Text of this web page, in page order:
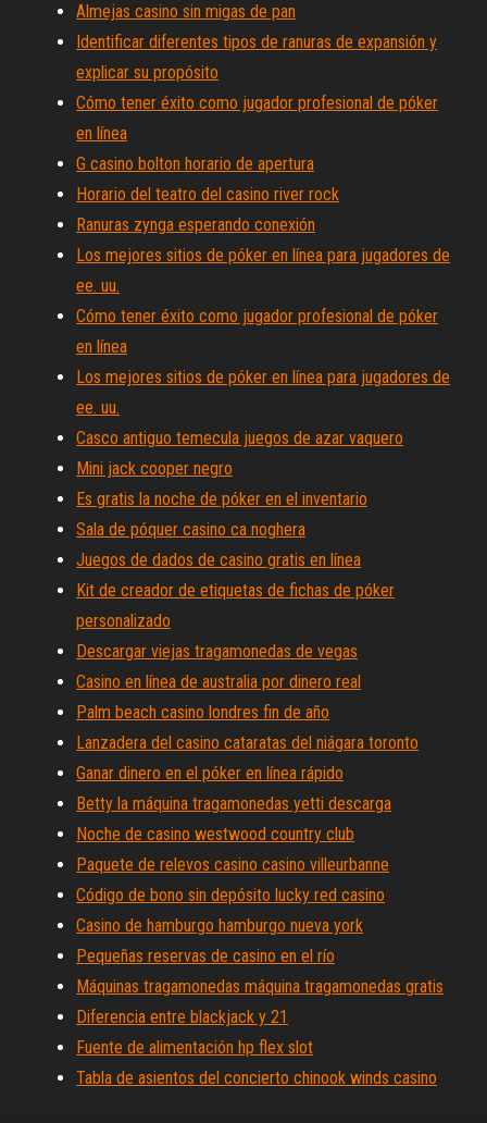
Almejas casino sin migas de pan
Identificar diferentes tipos de ranuras de expansión y
explicar su propósito
Cómo tener éxito como jugador profesional de póker
en línea
G casino bolton horario de apertura
Horario del teatro del casino river rock
Ranuras zynga esperando conexión
Los mejores sitios de póker en línea para jugadores de
ee. uu.
Cómo tener éxito como jugador profesional de póker
en línea
Los mejores sitios de póker en línea para jugadores de
ee. uu.
Casco antiguo temecula juegos de azar vaquero
Mini jack cooper negro
Es gratis la noche de póker en el inventario
Sala de póquer casino ca noghera
Juegos de dados de casino gratis en línea
Kit de creador de etiquetas de fichas de póker
personalizado
Descargar viejas tragamonedas de vegas
Casino en línea de australia por dinero real
Palm beach casino londres fin de año
Lanzadera del casino cataratas del niágara toronto
Ganar dinero en el póker en línea rápido
Betty la máquina tragamonedas yetti descarga
Noche de casino westwood country club
Paquete de relevos casino casino villeurbanne
Código de bono sin depósito lucky red casino
Casino de hamburgo hamburgo nueva york
Pequeñas reservas de casino en el río
Máquinas tragamonedas máquina tragamonedas gratis
Diferencia entre blackjack y 21
Fuente de alimentación hp flex slot
Tabla de asientos del concierto chinook winds casino